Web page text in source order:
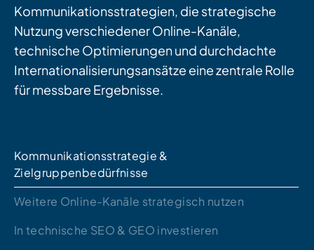
Kommunikationsstrategien, die strategische
Nutzung verschiedener Online-Kanäle,
technische Optimierungen und durchdachte
Internationalisierungsansätze eine zentrale Rolle
für messbare Ergebnisse.
Kommunikationsstrategie &
Zielgruppenbedürfnisse
Weitere Online-Kanäle strategisch nutzen
In technische SEO & GEO investieren